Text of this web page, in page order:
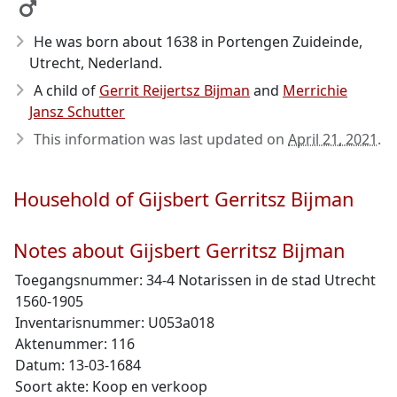
He was born about 1638 in Portengen Zuideinde,
Utrecht, Nederland.
A child of Gerrit Reijertsz Bijman and Merrichie
Jansz Schutter
This information was last updated on April 21, 2021.
Household of Gijsbert Gerritsz Bijman
Notes about Gijsbert Gerritsz Bijman
Toegangsnummer: 34-4 Notarissen in de stad Utrecht
1560-1905
Inventarisnummer: U053a018
Aktenummer: 116
Datum: 13-03-1684
Soort akte: Koop en verkoop